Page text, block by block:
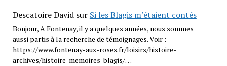
Descatoire Davidsur Si les Blagis m’étaient contés
Bonjour, A Fontenay, il y a quelques années, nous sommes
aussi partis à la recherche de témoignages. Voir :
https://www.fontenay-aux-roses.fr/loisirs/histoire-
archives/histoire-memoires-blagis/…